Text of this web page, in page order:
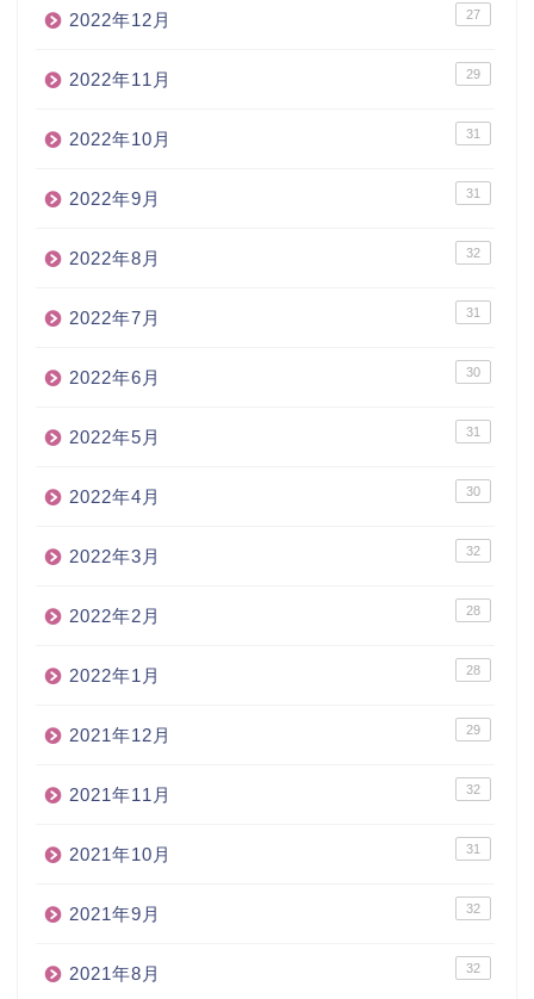
2022年12月 27
2022年11月 29
2022年10月 31
2022年9月 31
2022年8月 32
2022年7月 31
2022年6月 30
2022年5月 31
2022年4月 30
2022年3月 32
2022年2月 28
2022年1月 28
2021年12月 29
2021年11月 32
2021年10月 31
2021年9月 32
2021年8月 32